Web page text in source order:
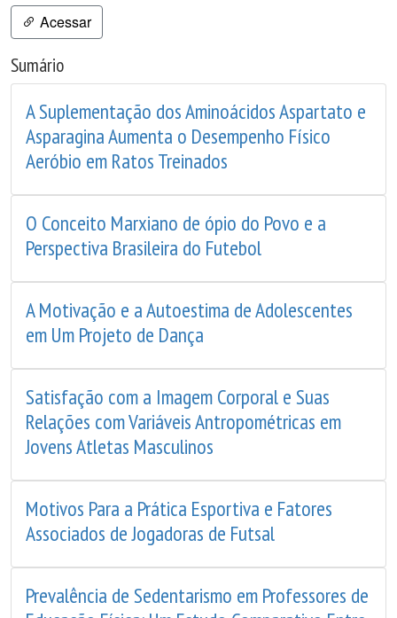
Acessar
Sumário
A Suplementação dos Aminoácidos Aspartato e
Asparagina Aumenta o Desempenho Físico
Aeróbio em Ratos Treinados
O Conceito Marxiano de ópio do Povo e a
Perspectiva Brasileira do Futebol
A Motivação e a Autoestima de Adolescentes
em Um Projeto de Dança
Satisfação com a Imagem Corporal e Suas
Relações com Variáveis Antropométricas em
Jovens Atletas Masculinos
Motivos Para a Prática Esportiva e Fatores
Associados de Jogadoras de Futsal
Prevalência de Sedentarismo em Professores de